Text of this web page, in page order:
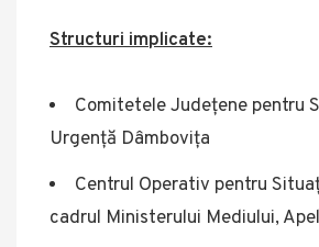
Structuri implicate:
Comitetele Județene pentru
Urgență Dâmbovița
Centrul Operativ pentru
cadrul Ministerului Mediului,